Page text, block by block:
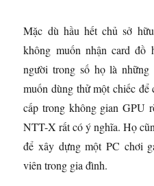
Mặc dù hầu hết chủ sở
không muốn nhận card đồ
người trong số họ là
muốn dùng thử một chiếc
cấp trong không gian GPU
NTT-X rất có ý nghĩa. Họ
để xây dựng một PC chơi
viên trong gia đình.